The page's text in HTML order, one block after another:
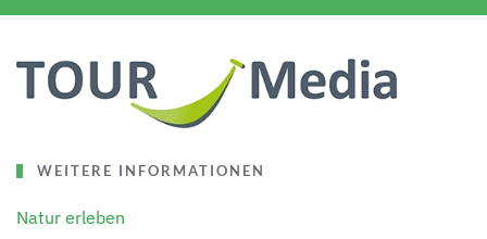
WEITERE INFORMATIONEN
Natur erleben